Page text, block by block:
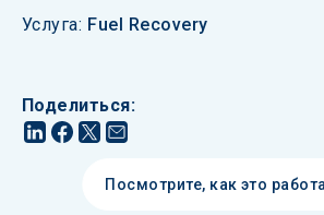
Услуга: Fuel Recovery
Поделиться:
Посмотрите, как это